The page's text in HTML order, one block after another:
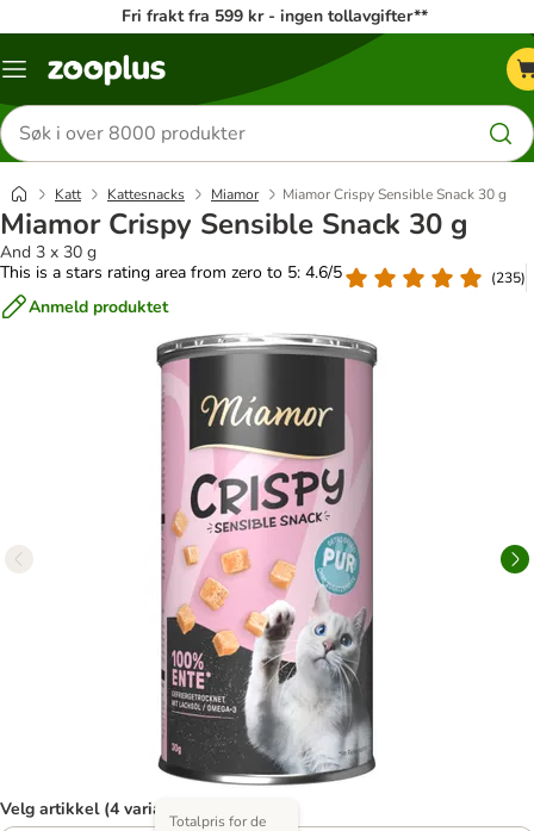
Fri frakt fra 599 kr - ingen tollavgifter**
Katalogmeny
Søk
etter
produkter
Katt Kattesnacks Miamor Miamor Crispy Sensible Snack 30 g
Miamor Crispy Sensible Snack 30 g
And 3 x 30 g
This is a stars rating area from zero to 5: 4.6/5
(235)
Anmeld produktet
Velg artikkel (4 varianter)
Totalpris for de